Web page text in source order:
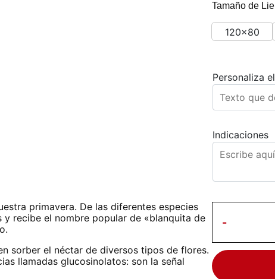
primavera. De las diferentes especies
y recibe el nombre popular de «blanquita de
sorber el néctar de diversos tipos de flores.
llamadas glucosinolatos: son la señal
Tamaño de
120x80
Personaliza
Indicaciones
-